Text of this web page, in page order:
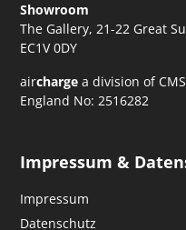
Showroom
The Gallery, 21-22 Great
EC1V 0DY
aircharge a division of
England No: 2516282
Impressum &
Impressum
Datenschutz